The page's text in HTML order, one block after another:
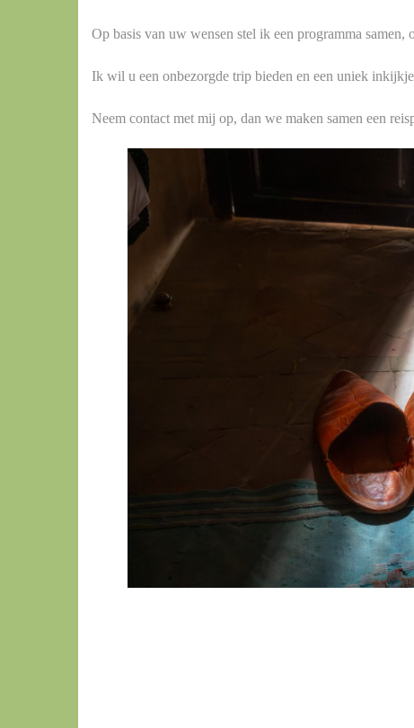
Op basis van uw wensen stel ik een programma
Ik wil u een onbezorgde trip bieden en een uniek
Neem contact met mij op, dan we maken samen een